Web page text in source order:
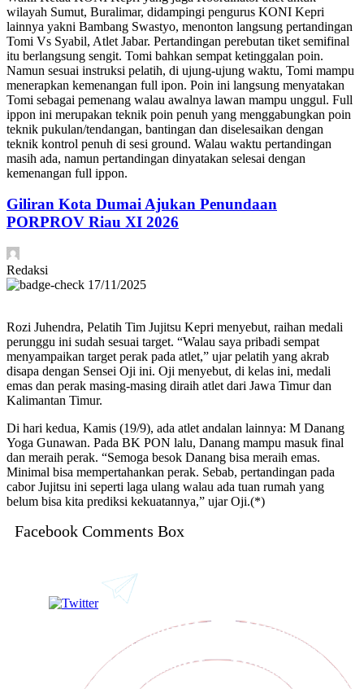
wilayah Sumut, Buralimar, didampingi pengurus KONI Kepri
lainnya yakni Bambang Swastyo, menonton langsung pertandingan
Tomi Vs Syabil, Atlet Jabar. Pertandingan perebutan tiket semifinal
itu berlangsung sengit. Tomi bahkan sempat ketinggalan poin.
Namun sesuai instruksi pelatih, di ujung-ujung waktu, Tomi mampu
menerapkan kemenangan full ipon. Poin ini langsung menyatakan
Tomi sebagai pemenang walau awalnya lawan mampu unggul. Full
ippon ini merupakan teknik poin penuh yang menggabungkan poin
teknik pukulan/tendangan, bantingan dan diselesaikan dengan
teknik kontrol penuh di sesi ground. Walau waktu pertandingan
masih ada, namun pertandingan dinyatakan selesai dengan
kemenangan full ippon.
Giliran Kota Dumai Ajukan Penundaan
PORPROV Riau XI 2026
Redaksi
17/11/2025
Rozi Juhendra, Pelatih Tim Jujitsu Kepri menyebut, raihan medali
perunggu ini sudah sesuai target. “Walau saya pribadi sempat
menyampaikan target perak pada atlet,” ujar pelatih yang akrab
disapa dengan Sensei Oji ini. Oji menyebut, di kelas ini, medali
emas dan perak masing-masing diraih atlet dari Jawa Timur dan
Kalimantan Timur.
Di hari kedua, Kamis (19/9), ada atlet andalan lainnya: M Danang
Yoga Gunawan. Pada BK PON lalu, Danang mampu masuk final
dan meraih perak. “Semoga besok Danang bisa meraih emas.
Minimal bisa mempertahankan perak. Sebab, pertandingan pada
cabor Jujitsu ini seperti laga ulang walau ada tuan rumah yang
belum bisa kita prediksi kekuatannya,” ujar Oji.(*)
Facebook Comments Box